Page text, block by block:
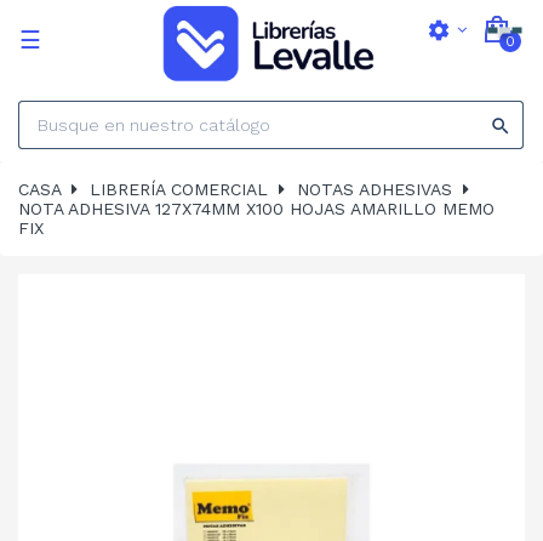

settings 0
Navegación
☰
CASA LIBRERÍA COMERCIAL
NOTAS ADHESIVAS
NOTA ADHESIVA 127X74MM X100 HOJAS AMARILLO MEMO
FIX